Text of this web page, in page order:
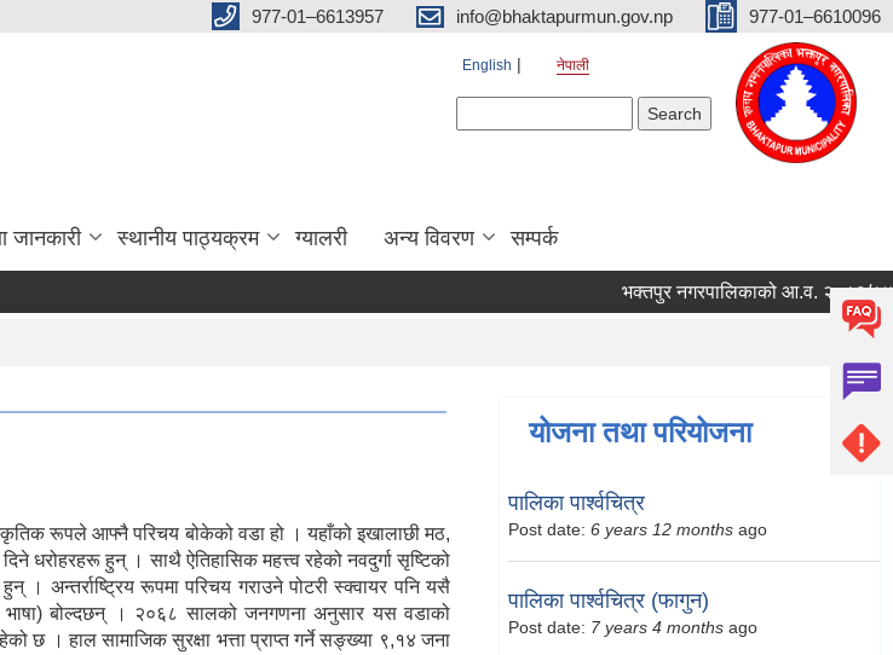
977-01–6613957 info@bhaktapurmun.gov.np 977-01–6610096
English नेपाली
जानकारी स्थानीय पाठ्यक्रम ग्यालरी अन्य विवरण सम्पर्क
भक्तपुर नगरपालिकाको आ.व. २०८३/८४ को
रूपले आफ्नै परिचय बोकेको वडा हो । यहाँको इखालाछी मठ,
धरोहरहरू हुन् । साथै ऐतिहासिक महत्त्व रहेको नवदुर्गा सृष्टिको
अन्तर्राष्ट्रिय रूपमा परिचय गराउने पोटरी स्क्वायर पनि यसै
भाषा) बोल्दछन् । २०६८ सालको जनगणना अनुसार यस वडाको
। हाल सामाजिक सुरक्षा भत्ता प्राप्त गर्ने सङ्ख्या ९,१४ जना
योजना तथा परियोजना
पालिका पार्श्वचित्र
Post date: 6 years 12 months ago
पालिका पार्श्वचित्र (फागुन)
Post date: 7 years 4 months ago